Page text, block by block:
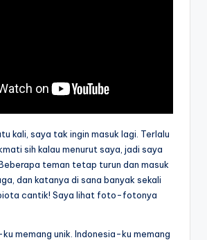
kali, saya tak ingin masuk lagi. Terlalu
sih kalau menurut saya, jadi saya
teman tetap turun dan masuk
dan katanya di sana banyak sekali
cantik! Saya lihat foto-fotonya
memang unik. Indonesia-ku memang